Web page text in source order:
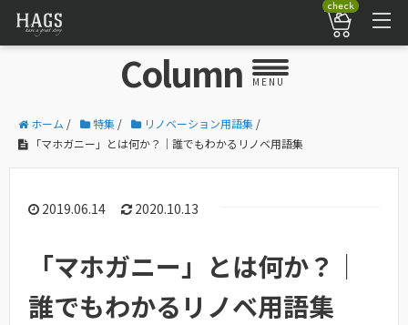
check
Column MENU
ホーム / 特集 / リノベーション用語集 /
「マホガニー」とは何か？｜誰でもわかるリノベ用語集
2019.06.14 2020.10.13
「マホガニー」とは何か？｜
誰でもわかるリノベ用語集